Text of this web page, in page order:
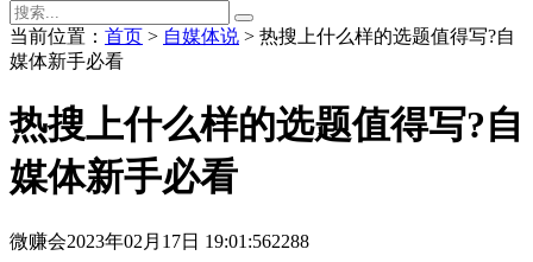
当前位置： 首页 > 自媒体说 > 热搜上什么样的选题值得写?自
媒体新手必看
热搜上什么样的选题值得写?自
媒体新手必看
微赚会2023年02月17日 19:01:562288